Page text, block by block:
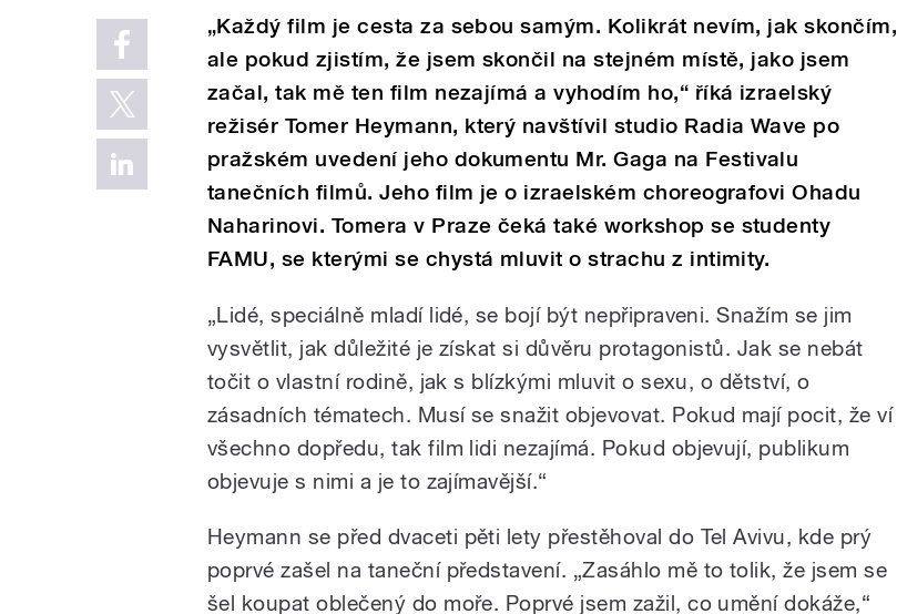
„Každý film je cesta za sebou samým. Kolikrát nevím, jak skončím,
ale pokud zjistím, že jsem skončil na stejném místě, jako jsem
začal, tak mě ten film nezajímá a vyhodím ho,“ říká izraelský
režisér Tomer Heymann, který navštívil studio Radia Wave po
pražském uvedení jeho dokumentu Mr. Gaga na Festivalu
tanečních filmů. Jeho film je o izraelském choreografovi Ohadu
Naharinovi. Tomera v Praze čeká také workshop se studenty
FAMU, se kterými se chystá mluvit o strachu z intimity.
„Lidé, speciálně mladí lidé, se bojí být nepřipraveni. Snažím se jim
vysvětlit, jak důležité je získat si důvěru protagonistů. Jak se nebát
točit o vlastní rodině, jak s blízkými mluvit o sexu, o dětství, o
zásadních tématech. Musí se snažit objevovat. Pokud mají pocit, že ví
všechno dopředu, tak film lidi nezajímá. Pokud objevují, publikum
objevuje s nimi a je to zajímavější.“
Heymann se před dvaceti pěti lety přestěhoval do Tel Avivu, kde prý
poprvé zašel na taneční představení. „Zasáhlo mě to tolik, že jsem se
šel koupat oblečený do moře. Poprvé jsem zažil, co umění dokáže,“